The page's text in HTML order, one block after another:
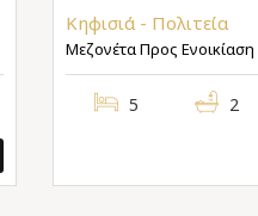
Κηφισιά - Πολιτεία
Μεζονέτα Προς Ενοικίαση
5 2